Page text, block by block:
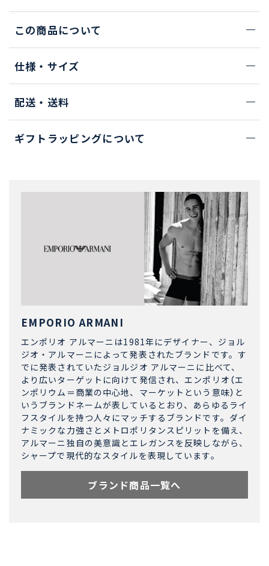
この商品について
仕様・サイズ
配送・送料
ギフトラッピングについて
EMPORIO ARMANI
エンポリオ アルマーニは1981年にデザイナー、ジョル
ジオ・アルマーニによって発表されたブランドです。す
でに発表されていたジョルジオ アルマーニに比べて、
より広いターゲットに向けて発信され、エンポリオ（エ
ンポリウム＝商業の中心地、マーケットという意味）と
いうブランドネームが表しているとおり、あらゆるライ
フスタイルを持つ人々にマッチするブランドです。ダイ
ナミックな力強さとメトロポリタンスピリットを備え、
アルマーニ独自の美意識とエレガンスを反映しながら、
シャープで現代的なスタイルを表現しています。
ブランド商品一覧へ